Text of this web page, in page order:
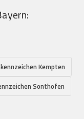
Kempten
Sonthofen